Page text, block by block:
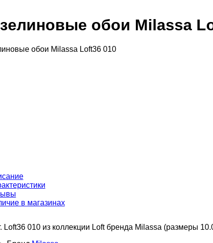
обои Milassa
в магазинах
Loft36 010 из коллекции Loft бренда Milassa (размеры